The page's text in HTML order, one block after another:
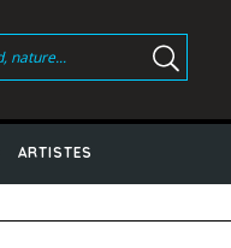
ARTISTES